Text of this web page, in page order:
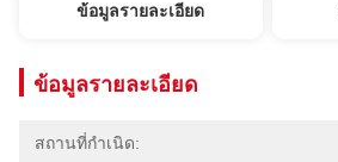
ข้อมูลรายละเอียด
ข้อมูลรายละเอียด
สถานที่กำเนิด: